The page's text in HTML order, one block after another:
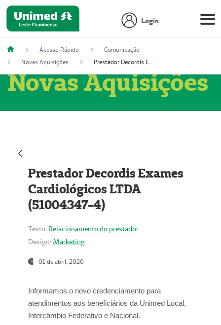
Login
Acesso Rápido
Comunicação
Novas Aquisições
Prestador Decordis Exames Cardiológicos LTDA (51004347-4)
Novas Aquisições
Prestador Decordis Exames
Cardiológicos LTDA
(51004347-4)
Texto: Relacionamento do prestador
Design: Marketing
01 de abril, 2020
Informamos o novo credenciamento para
atendimentos aos beneficiários da Unimed Local,
Intercâmbio Federativo e Nacional.